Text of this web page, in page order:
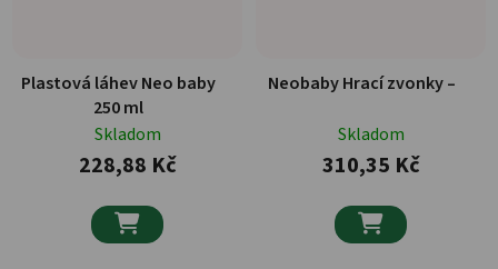
Plastová láhev Neo baby
250 ml
Skladom
228,88 Kč

Neobaby Hrací zvonky –
Skladom
310,35 Kč
